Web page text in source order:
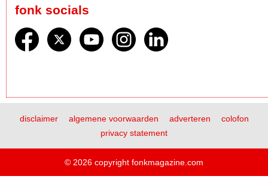
fonk socials
disclaimer algemene voorwaarden adverteren
colofon
privacy statement
© 2026 copyright fonkmagazine.com